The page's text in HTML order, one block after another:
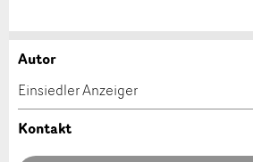
Anzeige
Ihr Feedback wird sehr geschätzt!
Anzeige
Empfehlen Sie diese Anzeige
Autor
Einsiedler Anzeiger
Kontakt